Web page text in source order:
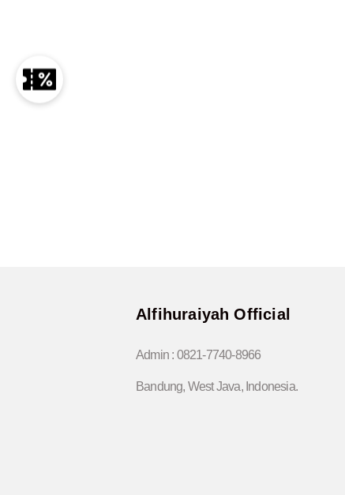
Alfihuraiyah Official
Admin : 0821-7740-8966
Bandung, West Java, Indonesia.